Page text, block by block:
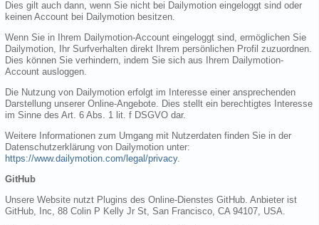
Dies gilt auch dann, wenn Sie nicht bei Dailymotion eingeloggt sind oder
keinen Account bei Dailymotion besitzen.
Wenn Sie in Ihrem Dailymotion-Account eingeloggt sind, ermöglichen Sie
Dailymotion, Ihr Surfverhalten direkt Ihrem persönlichen Profil zuzuordnen.
Dies können Sie verhindern, indem Sie sich aus Ihrem Dailymotion-
Account ausloggen.
Die Nutzung von Dailymotion erfolgt im Interesse einer ansprechenden
Darstellung unserer Online-Angebote. Dies stellt ein berechtigtes Interesse
im Sinne des Art. 6 Abs. 1 lit. f DSGVO dar.
Weitere Informationen zum Umgang mit Nutzerdaten finden Sie in der
Datenschutzerklärung von Dailymotion unter:
https://www.dailymotion.com/legal/privacy.
GitHub
Unsere Website nutzt Plugins des Online-Dienstes GitHub. Anbieter ist
GitHub, Inc, 88 Colin P Kelly Jr St, San Francisco, CA 94107, USA.